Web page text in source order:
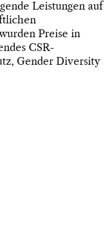
Leistungen auf
Preise in
CSR-
Gender Diversity